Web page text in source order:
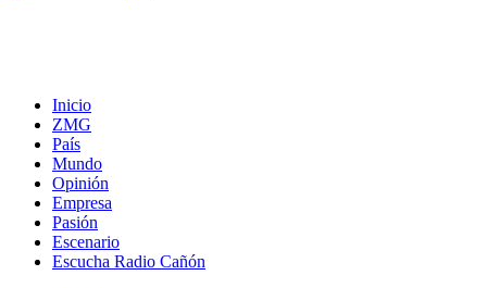
Inicio
ZMG
País
Mundo
Opinión
Empresa
Pasión
Escenario
Escucha Radio Cañón